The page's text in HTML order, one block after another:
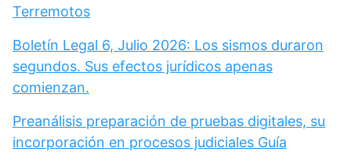
Terremotos
Boletín Legal 6, Julio 2026: Los sismos duraron
segundos. Sus efectos jurídicos apenas
comienzan.
Preanálisis preparación de pruebas digitales, su
incorporación en procesos judiciales Guía